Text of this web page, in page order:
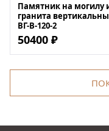
Памятник на могилу
гранита
ВГ-В-120-2
50400 ₽